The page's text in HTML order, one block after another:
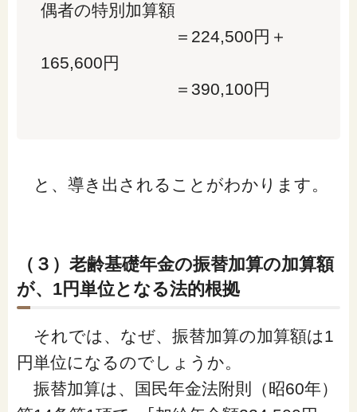
偶者の特別加算額
＝224,500円＋
165,600円
＝390,100円
と、導き出されることがわかります。
（３）老齢基礎年金の振替加算の加算額
が、1円単位となる法的根拠
それでは、なぜ、振替加算の加算額は1
円単位になるのでしょうか。
振替加算は、国民年金法附則（昭60年）